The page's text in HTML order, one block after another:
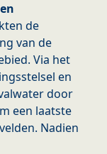
de
van de
Via het
en
door
een laatste
Nadien